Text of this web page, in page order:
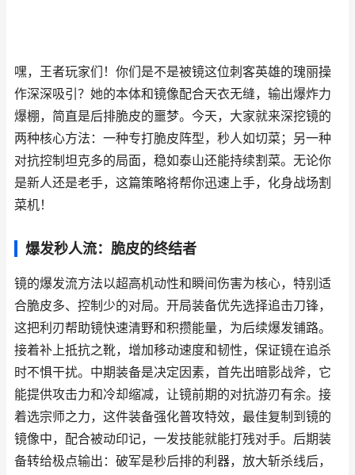
嘿，王者玩家们！你们是不是被镜这位刺客英雄的瑰丽操
作深深吸引？她的本体和镜像配合天衣无缝，输出爆炸力
爆棚，简直是后排脆皮的噩梦。今天，大家就来深挖镜的
两种核心方法：一种专打脆皮阵型，秒人如切菜；另一种
对抗控制坦克多的局面，稳如泰山还能持续割菜。无论你
是新人还是老手，这篇策略将帮你迅速上手，化身战场割
菜机！
爆发秒人流：脆皮的终结者
镜的爆发流方法以超高机动性和瞬间伤害为核心，特别适
合脆皮多、控制少的对局。开局装备优先选择追击刀锋，
这把利刃帮助镜快速清野和积攒能量，为后续爆发铺路。
接着补上抵抗之靴，增加移动速度和韧性，保证镜在追杀
时不惧干扰。中期装备是决定因素，首先出暗影战斧，它
能提供攻击力和冷却缩减，让镜前期的对抗游刃有余。接
着选宗师之力，这件装备强化普攻特效，最佳复制到镜的
镜像中，配合被动印记，一发技能就能打残对手。后期装
备转给极点输出：破军是秒后排的利器，放大斩杀线后，